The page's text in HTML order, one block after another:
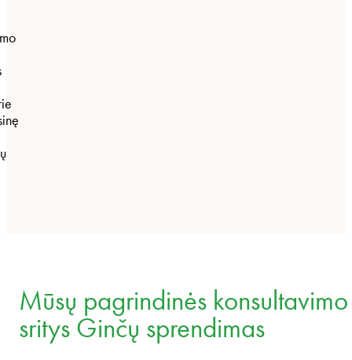
Mūsų pagrindinės konsultavimo
sritys Ginčų sprendimas